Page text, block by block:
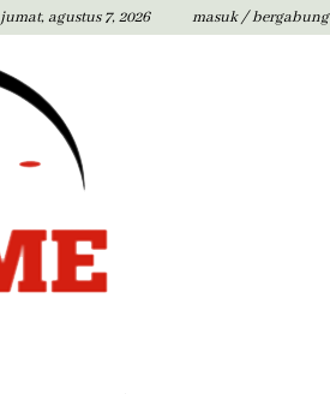
jumat, agustus 7, 2026 masuk / bergabung